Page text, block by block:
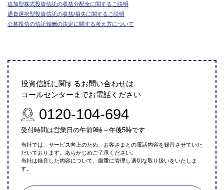
追加型株式投資信託の収益分配金に関するご説明
通貨選択型投資信託の収益/損失に関するご説明
公募投信の信託報酬の決定に関する考え方について
投資信託に関するお問い合わせは
コールセンターまでお電話ください
0120-104-694
受付時間は営業日の午前9時～午後5時です
当社では、サービス向上のため、お客さまとの電話内容を録音させていた
だいております。あらかじめご了承ください。
当社は録音した内容について、厳重に管理し適切な取り扱いをいたしま
す。